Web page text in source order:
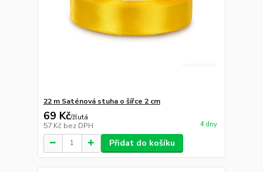
22 m Saténová stuha o šířce 2 cm
69 Kč/žlutá
57 Kč bez DPH 4 dny
Přidat do košíku